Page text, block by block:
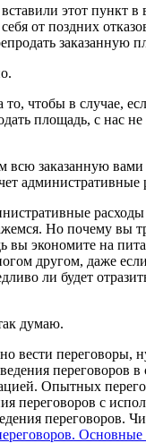
этот пункт в
от поздних
заказанную
то, чтобы в случае,
площадь, с нас не
всю заказанную
административные
Но почему вы
вы экономите на
другом, даже
ли будет
думаю.
вести переговоры,
переговоров в
Опытных
переговоров с
переговоров.
Основные